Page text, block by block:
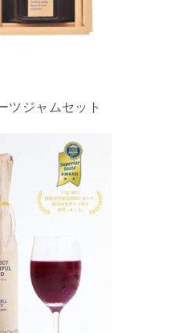
ツジャムセット